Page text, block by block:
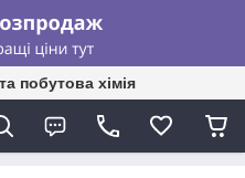
побутова хімія